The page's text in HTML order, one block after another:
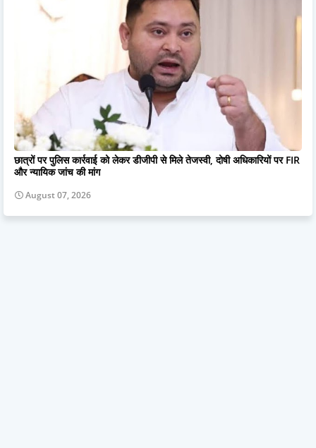
छात्रों पर पुलिस कार्रवाई को लेकर डीजीपी से मिले तेजस्वी, दोषी अधिकारियों पर FIR
और न्यायिक जांच की मांग
August 07, 2026